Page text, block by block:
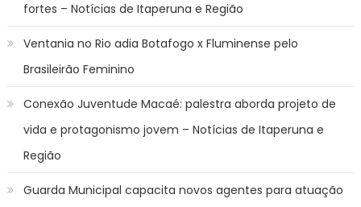
fortes – Notícias de Itaperuna e Região
Ventania no Rio adia Botafogo x Fluminense pelo
Brasileirão Feminino
Conexão Juventude Macaé: palestra aborda projeto de
vida e protagonismo jovem – Notícias de Itaperuna e
Região
Guarda Municipal capacita novos agentes para atuação